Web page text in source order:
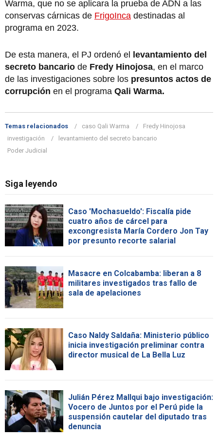
Warma, que no se aplicara la prueba de ADN a las
conservas cárnicas de FrigoInca destinadas al
programa en 2023.
De esta manera, el PJ ordenó el
levantamiento del
secreto bancario de Fredy Hinojosa, en el marco
de las investigaciones sobre los presuntos actos de
corrupción en el programa Qali Warma.
Temas relacionados caso Qali Warma
Fredy Hinojosa
investigación
levantamiento del secreto bancario
Poder Judicial
Siga leyendo
Caso 'Mochasueldo': Fiscalía pide
cuatro años de cárcel para
excongresista María Cordero Jon Tay
por presunto recorte salarial
Masacre en Colcabamba: liberan a 8
militares investigados tras fallo de
sala de apelaciones
Caso Naldy Saldaña: Ministerio público
inicia investigación preliminar contra
director musical de La Bella Luz
Julián Pérez Mallqui bajo investigación:
Vocero de Juntos por el Perú pide la
suspensión cautelar del diputado tras
denuncia